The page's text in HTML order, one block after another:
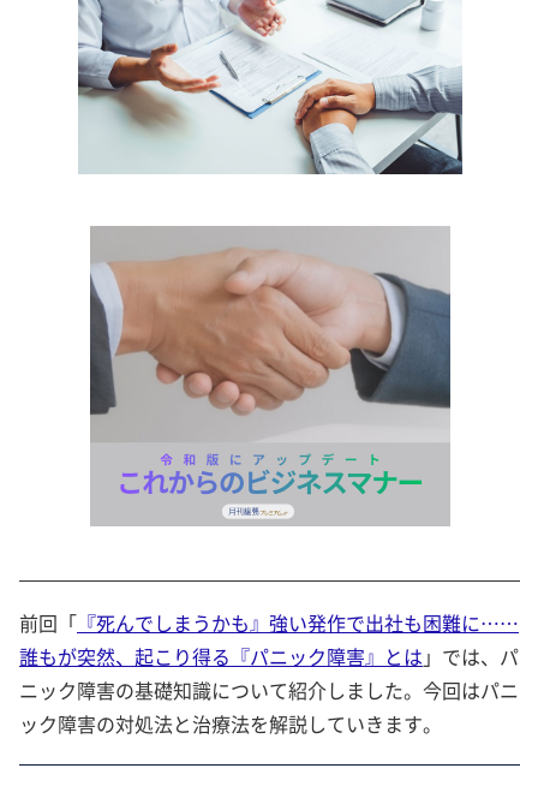
前回「 『死んでしまうかも』強い発作で出社も困難に……
誰もが突然、起こり得る『パニック障害』とは 」では、パ
ニック障害の基礎知識について紹介しました。今回はパニ
ック障害の対処法と治療法を解説していきます。